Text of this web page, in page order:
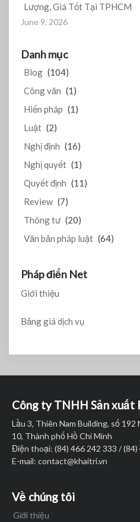
Lượng, Giá Tốt Tại TPHCM
June 9, 2026
Danh mục
Blog (104)
Công văn (1)
Hiến pháp (1)
Luật (2)
Nghị định (16)
Nghị quyết (1)
Quyết định (11)
Review (7)
Thông tư (20)
Văn bản pháp luật (64)
Pháp điển Net
Giới thiệu
Bảng giá dịch vụ
Công ty TNHH Sản xuất
Lầu 3, Thiên Nam Building, số
10, Thành phố Hồ Chí Minh
Điện thoại: (84) 466 242 333 / (84)
E-mail: contact@khaitri.vn
Về chúng tôi
Giới thiệu